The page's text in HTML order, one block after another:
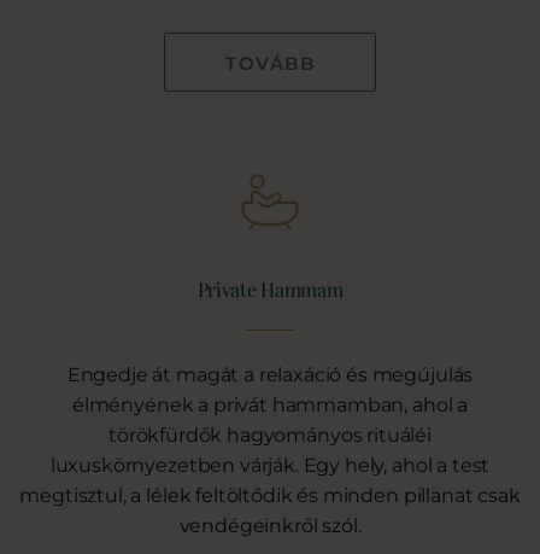
TOVÁBB
Private Hammam
Engedje át magát a relaxáció és megújulás
élményének a privát hammamban, ahol a
törökfürdők hagyományos rituáléi
luxuskörnyezetben várják. Egy hely, ahol a test
megtisztul, a lélek feltöltődik és minden pillanat csak
vendégeinkről szól.